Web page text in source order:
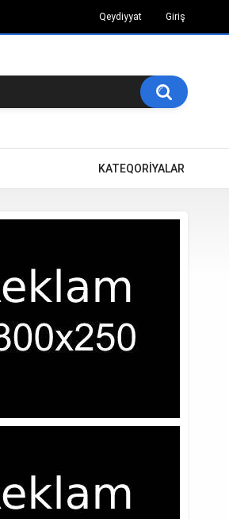
Qeydiyyat Giriş
KATEQORİYALAR